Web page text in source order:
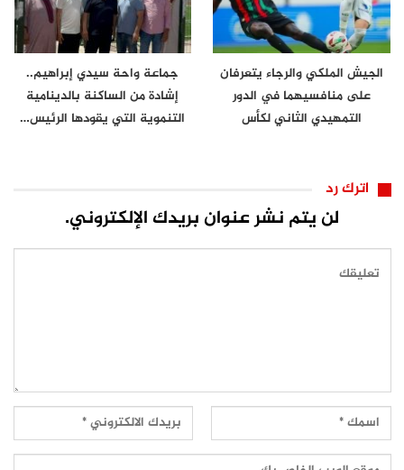
الجيش الملكي والرجاء يتعرفان
على منافسيهما في الدور
التمهيدي الثاني لكأس
جماعة واحة سيدي إبراهيم..
إشادة من الساكنة بالدينامية
التنموية التي يقودها الرئيس…
اترك رد
لن يتم نشر عنوان بريدك الإلكتروني.